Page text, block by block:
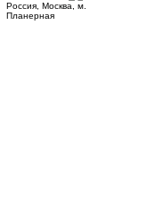
Россия, Москва, м.
Планерная